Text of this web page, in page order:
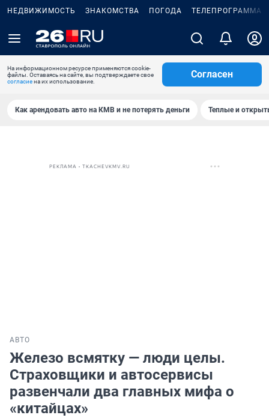
НЕДВИЖИМОСТЬ ЗНАКОМСТВА ПОГОДА ТЕЛЕПРОГРАММА
На информационном ресурсе применяются cookie-
файлы. Оставаясь на сайте, вы подтверждаете свое
согласиена их использование.
Согласен
Как арендовать авто на КМВ и не потерять деньги Теплые и
РЕКЛАМА • TKACHEVKMV.RU
АВТО
Железо всмятку — люди целы.
Страховщики и автосервисы
развенчали два главных мифа о
«китайцах»